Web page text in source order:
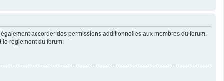
accorder des permissions additionnelles aux membres du forum.
règlement du forum.